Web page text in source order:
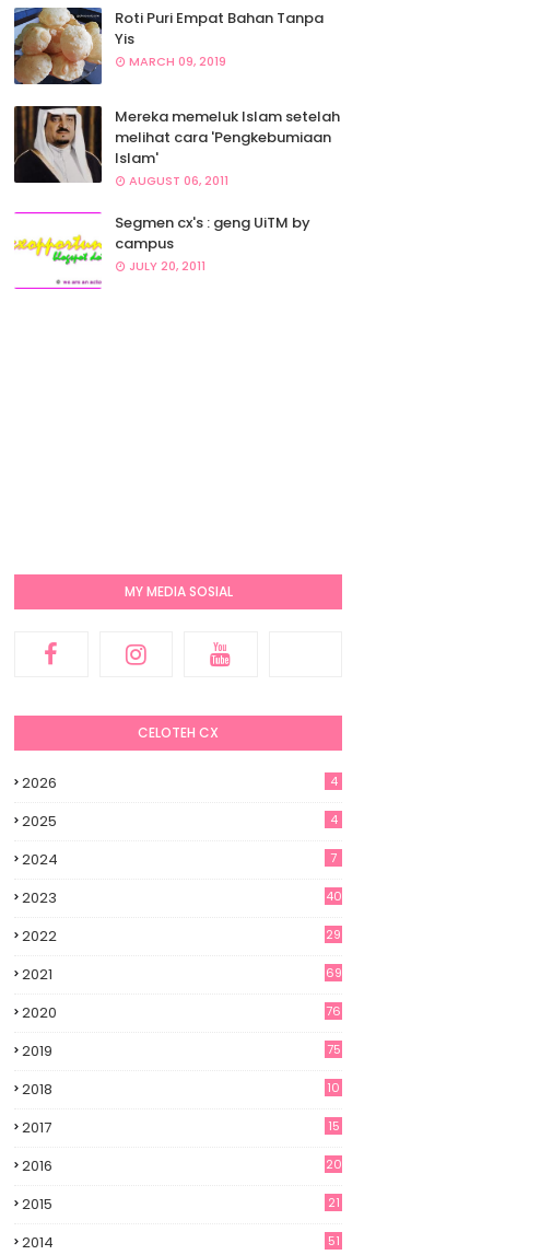
Roti Puri Empat Bahan Tanpa
Yis
MARCH 09, 2019
Mereka memeluk Islam setelah
melihat cara 'Pengkebumiaan
Islam'
AUGUST 06, 2011
Segmen cx's : geng UiTM by
campus
JULY 20, 2011
MY MEDIA SOSIAL
CELOTEH CX
2026 4
2025 4
2024 7
2023 40
2022 29
2021 69
2020 76
2019 75
2018 10
2017 15
2016 20
2015 21
2014 51